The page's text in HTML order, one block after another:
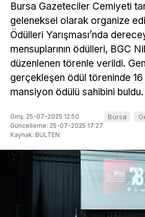
Bursa Gazeteciler Cemiyeti
geleneksel olarak organize
Ödülleri Yarışması’nda
mensuplarının ödülleri, BGC
düzenlenen törenle verildi.
gerçekleşen ödül töreninde 16
mansiyon ödülü sahibini buldu.
Giriş: 25-07-2025 12:50
Güncelleme: 25-07-2025 17:27
Kaynak: BULTEN
Bursa